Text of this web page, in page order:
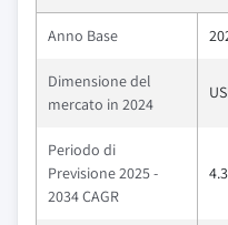
Anno Base
Dimensione del
mercato in 2024
Periodo di
Previsione 2025 -
2034 CAGR